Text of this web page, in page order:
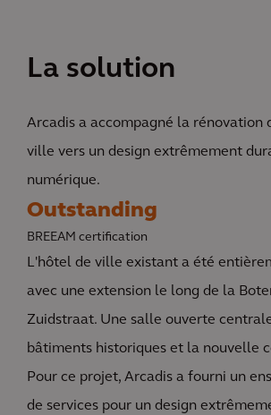
La solution
Arcadis a accompagné la rénovation
ville vers un design extrêmement
numérique.
Outstanding
BREEAM certification
L'hôtel de ville existant a été
avec une extension le long de la
Zuidstraat. Une salle ouverte
bâtiments historiques et la nouvelle
Pour ce projet, Arcadis a fourni un
de services pour un design